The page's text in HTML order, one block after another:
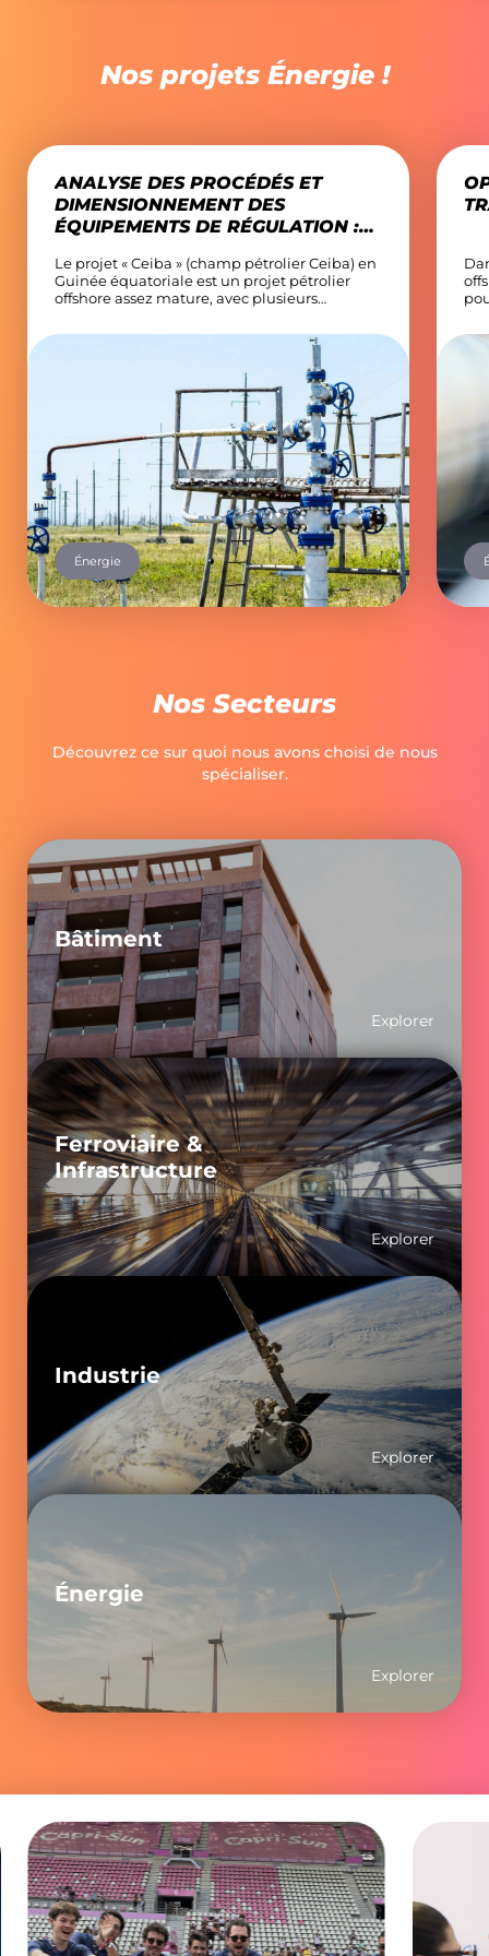
Nos projets Énergie !
ANALYSE DES PROCÉDÉS ET
DIMENSIONNEMENT DES
ÉQUIPEMENTS DE RÉGULATION :
Le projet « Ceiba » (champ pétrolier Ceiba) en
Guinée équatoriale est un projet pétrolier
offshore assez mature, avec plusieurs
stratégiques.
Énergie
Nos Secteurs
Découvrez ce sur quoi nous avons choisi de nous
spécialiser.
Bâtiment
Explorer
Ferroviaire &
Infrastructure
Explorer
Industrie
Explorer
Énergie
Explorer